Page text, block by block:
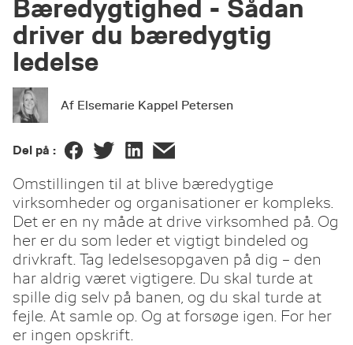
Bæredygtighed - Sådan
driver du bæredygtig
ledelse
Af Elsemarie Kappel Petersen
Del på :
Omstillingen til at blive bæredygtige
virksomheder og organisationer er kompleks.
Det er en ny måde at drive virksomhed på. Og
her er du som leder et vigtigt bindeled og
drivkraft. Tag ledelsesopgaven på dig – den
har aldrig været vigtigere. Du skal turde at
spille dig selv på banen, og du skal turde at
fejle. At samle op. Og at forsøge igen. For her
er ingen opskrift.